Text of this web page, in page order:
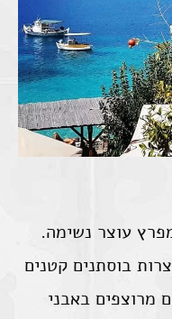
עוצר נשימה.
בוסתנים קטנים
מרוצפים באבני